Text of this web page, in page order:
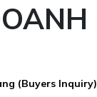
(Buyers Inquiry)